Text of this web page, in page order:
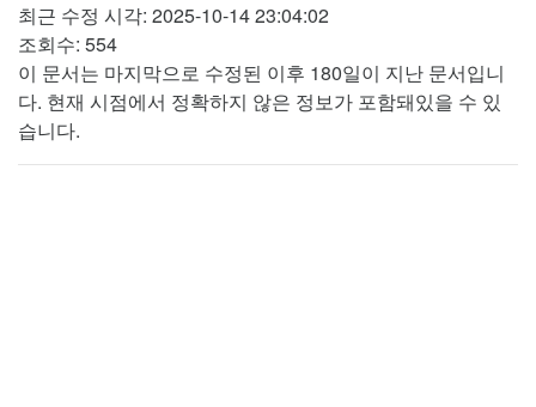
최근 수정 시각: 2025-10-14 23:04:02
조회수: 554
이 문서는 마지막으로 수정된 이후 180일이 지난 문서입니
다. 현재 시점에서 정확하지 않은 정보가 포함돼있을 수 있
습니다.